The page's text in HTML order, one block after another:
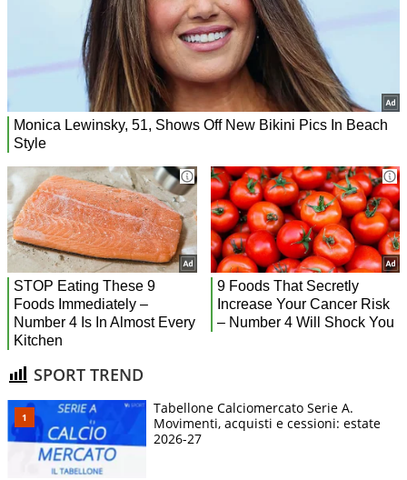
SPORT TREND
Tabellone Calciomercato Serie A.
Movimenti, acquisti e cessioni: estate
2026-27